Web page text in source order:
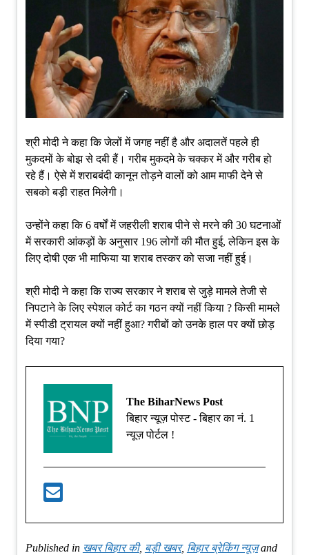
श्री मोदी ने कहा कि जेलों में जगह नहीं है और अदालतें पहले ही
मुकदमों के बोझ से दबी हैं। गरीब मुकदमे के चक्कर में और गरीब हो
रहे हैं। ऐसे में शराबबंदी कानून तोड़ने वालों को आम माफी देने से
सबको बड़ी राहत मिलेगी।
उन्होंने कहा कि 6 वर्षों में जहरीली शराब पीने से मरने की 30 घटनाओं
में सरकारी आंकड़ों के अनुसार 196 लोगों की मौत हुई, लेकिन इस के
लिए दोषी एक भी माफिया या शराब तस्कर को सजा नहीं हुई।
श्री मोदी ने कहा कि राज्य सरकार ने शराब से जुड़े मामले तेजी से
निपटाने के लिए स्पेशल कोर्ट का गठन क्यों नहीं किया ? किसी मामले
में स्पीडी ट्रायल क्यों नहीं हुआ? गरीबों को उनके हाल पर क्यों छोड़
दिया गया?
The BiharNews Post
बिहार न्यूज़ पोस्ट - बिहार का नं. 1
न्यूज़ पोर्टल !
Published in खबर बिहार की, बड़ी खबर, बिहार ब्रेकिंग न्यूज़and